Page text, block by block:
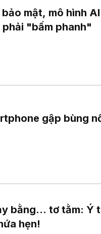
mật, mô hình
"bấm phanh"
gập bùng
bằng... tơ tằm: Ý
hẹn!